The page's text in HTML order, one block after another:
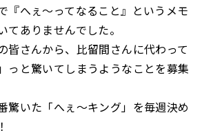
『へぇ～ってなること』というメモ
てありませんでした。
皆さんから、比留間さんに代わって
っと驚いてしまうようなことを募集
驚いた「へぇ～キング」を毎週決め